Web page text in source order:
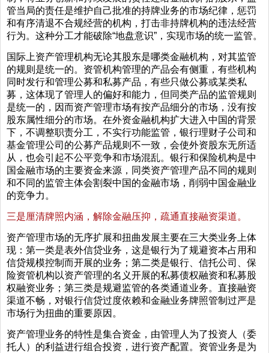
管当局的责任是维护自己批准的持牌业务的市场纪律，惩罚
和有序清退不合规经营的机构，打击非持牌机构的违法经营
行为。这种分工才能破除“地盘意识”，实现市场的统一监管。
国际上资产管理机构无论其股东是哪类金融机构，对其监管
的规则是统一的。资管机构管理的产品会有侧重，有些机构
同时发行和管理公募和私募产品，有些只做公募或某类私
募，这体现了管理人的偏好和能力，但同类产品的监管规则
是统一的，因而资产管理市场有按产品细分的市场，没有按
股东属性细分的市场。在外资金融机构扩大进入中国的背景
下，不调整职责分工，不实行功能监管，银行理财子公司和
基金管理公司的公募产品规则不一致，会使外资股东无所适
从，也会引起不公平竞争和市场混乱。银行和保险机构是中
国金融市场的主要资金来源，同类资产管理产品不同的规则
和不同的监管主体会割裂中国的金融市场，削弱中国金融业
的竞争力。
三是厘清牌照内涵，解除金融压抑，疏通直接融资渠道。
资产管理市场的无序扩展和扭曲发展主要在三大类业务上体
现：第一类是表外信贷业务，这是银行为了规避资本占用和
信贷规模控制而开展的业务；第二类是银行、信托公司、保
险资管机构以资产管理的名义开展的私募债权融资和私募股
权融资业务；第三类是规避监管的各类通道业务。直接融资
渠道不畅，对银行信贷过度依赖和金融业务牌照管制过严是
市场行为扭曲的重要原因。
资产管理业务的特性是集合资金，由管理人为了投资人（委
托人）的利益进行组合投资，进行资产配置。资管业务是为